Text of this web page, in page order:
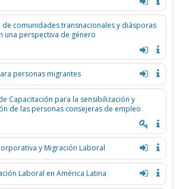
comunidades transnacionales y diásporas
una perspectiva de género
personas migrantes
Capacitación para la sensibilización y
de las personas consejeras de empleo
y Migración Laboral
Laboral en América Latina